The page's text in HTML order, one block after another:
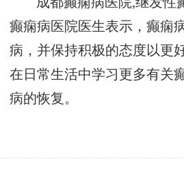
癫痫病医院医生表示，癫痫
病，并保持积极的态度以更
在日常生活中学习更多有关
病的恢复。